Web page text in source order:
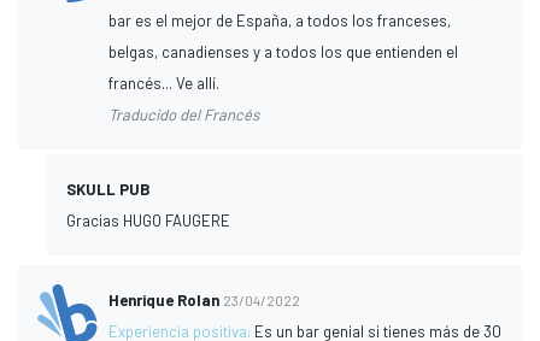
bar es el mejor de España, a todos los franceses,
belgas, canadienses y a todos los que entienden el
francés... Ve allí.
Traducido del Francés
SKULL PUB
Gracias HUGO FAUGERE
Henrique Rolan 23/04/2022
Experiencia positiva: Es un bar genial si tienes más de 30